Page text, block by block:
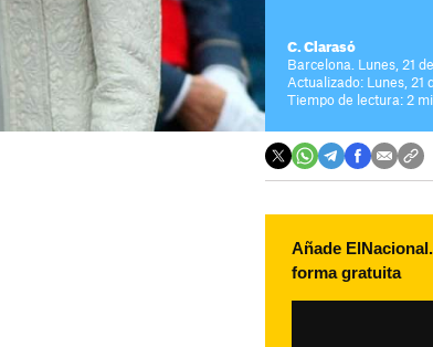
C. Clarasó
Barcelona. Lunes, 21
Actualizado: Lunes, 21
Tiempo de lectura: 2
Añade
forma gratuita